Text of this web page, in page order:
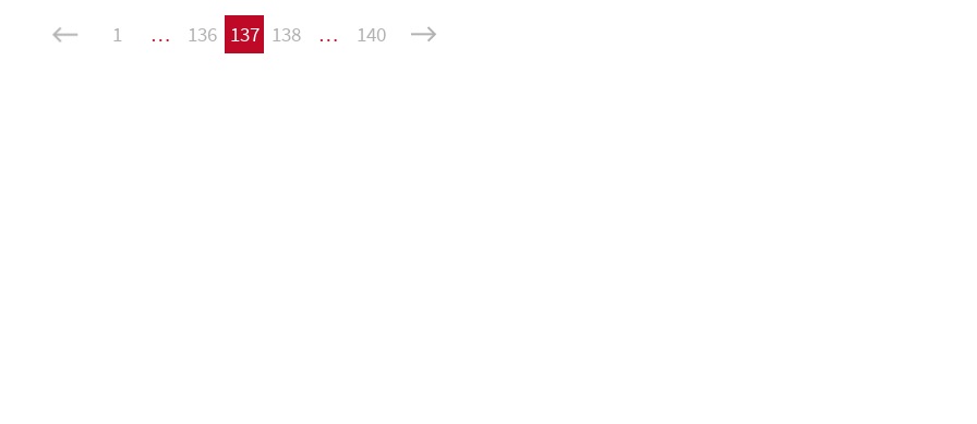
1 … 136 137 138 … 140